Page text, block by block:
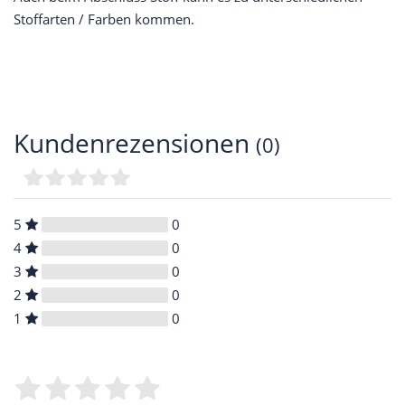
Stoffarten / Farben kommen.
Kundenrezensionen (0)
5
0
4
0
3
0
2
0
1
0
Bewertungssterne
4
3
2
1